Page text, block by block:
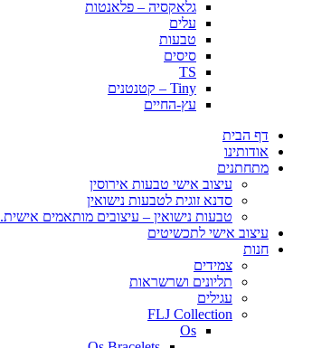
גלאקסיה – פלאנטות
עלים
טבעות
סיסים
TS
Tiny – קטנטנים
עץ-החיים
דף הבית
אודותינו
מתחתנים
עיצוב אישי טבעות אירוסין
סדנא זוגית לטבעות נישואין
טבעות נישואין – עיצובים מותאמים אישית.
עיצוב אישי לתכשיטים
חנות
צמידים
תליונים ושרשראות
עגילים
FLJ Collection
Os